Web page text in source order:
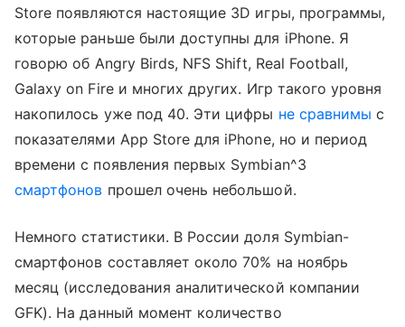
Store появляются настоящие 3D игры, программы,
которые раньше были доступны для iPhone. Я
говорю об Angry Birds, NFS Shift, Real Football,
Galaxy on Fire и многих других. Игр такого уровня
накопилось уже под 40. Эти цифры не сравнимы с
показателями App Store для iPhone, но и период
времени с появления первых Symbian^3
смартфонов прошел очень небольшой.
Немного статистики. В России доля Symbian-
смартфонов составляет около 70% на ноябрь
месяц (исследования аналитической компании
GFK). На данный момент количество